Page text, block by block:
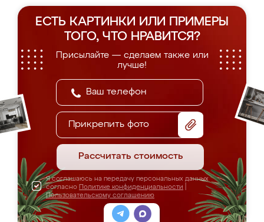
ЕСТЬ КАРТИНКИ ИЛИ ПРИМЕРЫ
ТОГО, ЧТО НРАВИТСЯ?
Присылайте — сделаем также или
лучше!
Прикрепить фото
Рассчитать стоимость
Я соглашаюсь на передачу персональных данных
согласно Политике конфиденциальности
Пользовательскому соглашению